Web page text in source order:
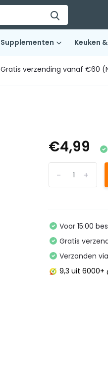
Supplementen Keuken
Gratis verzending vanaf €60
€4,99
+
-
Voor 15:00
Gratis
Verzonden
9,3 uit 6000+